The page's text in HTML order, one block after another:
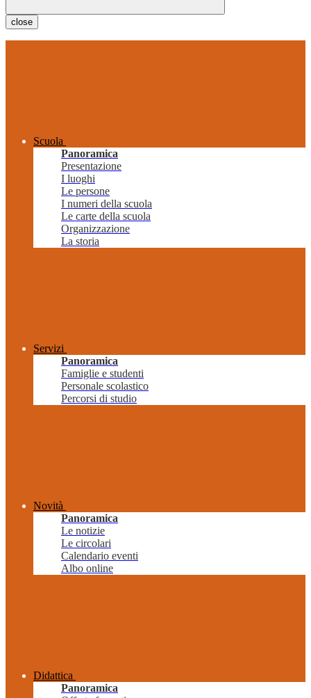
close
Scuola
Panoramica
Presentazione
I luoghi
Le persone
I numeri della scuola
Le carte della scuola
Organizzazione
La storia
Servizi
Panoramica
Famiglie e studenti
Personale scolastico
Percorsi di studio
Novità
Panoramica
Le notizie
Le circolari
Calendario eventi
Albo online
Didattica
Panoramica